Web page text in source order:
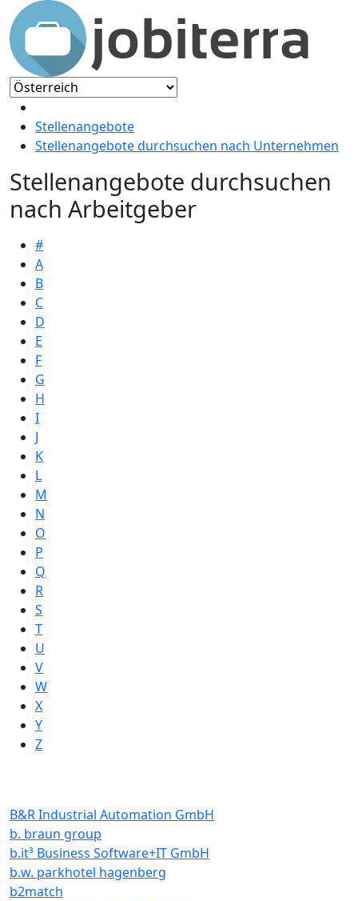
Stellenangebote
Stellenangebote durchsuchen nach Unternehmen
Stellenangebote durchsuchen
nach Arbeitgeber
#
A
B
C
D
E
F
G
H
I
J
K
L
M
N
O
P
Q
R
S
T
U
V
W
X
Y
Z
B&R Industrial Automation GmbH
b. braun group
b.it³ Business Software+IT GmbH
b.w. parkhotel hagenberg
b2match